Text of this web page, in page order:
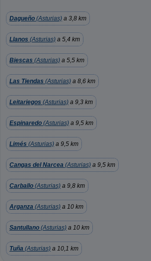
Dagueño (Asturias) a 3,8 km
Llanos (Asturias) a 5,4 km
Biescas (Asturias) a 5,5 km
Las Tiendas (Asturias) a 8,6 km
Leitariegos (Asturias) a 9,3 km
Espinaredo (Asturias) a 9,5 km
Limés (Asturias) a 9,5 km
Cangas del Narcea (Asturias) a 9,5 km
Carballo (Asturias) a 9,8 km
Arganza (Asturias) a 10 km
Santullano (Asturias) a 10 km
Tuña (Asturias) a 10,1 km